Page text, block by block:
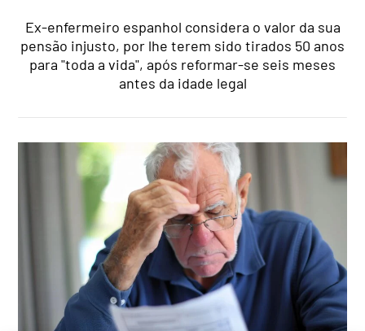
Ex-enfermeiro espanhol considera o valor da sua
pensão injusto, por lhe terem sido tirados 50 anos
para "toda a vida", após reformar-se seis meses
antes da idade legal